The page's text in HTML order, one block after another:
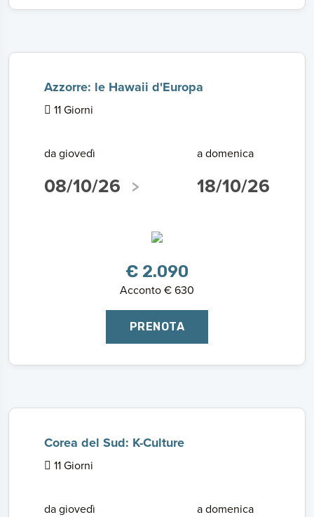
Azzorre: le Hawaii d'Europa
11 Giorni
da giovedì
08/10/26
a domenica
18/10/26
€ 2.090
Acconto € 630
PRENOTA
Corea del Sud: K-Culture
11 Giorni
da giovedì a domenica